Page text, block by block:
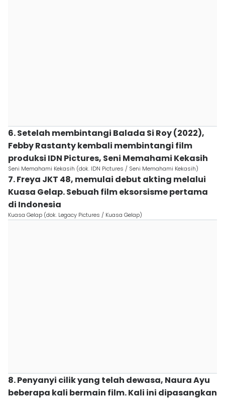
6. Setelah membintangi Balada Si Roy (2022),
Febby Rastanty kembali membintangi film
produksi IDN Pictures, Seni Memahami Kekasih
Seni Memahami Kekasih (dok. IDN Pictures / Seni Memahami Kekasih)
7. Freya JKT 48, memulai debut akting melalui
Kuasa Gelap. Sebuah film eksorsisme pertama
di Indonesia
Kuasa Gelap (dok. Legacy Pictures / Kuasa Gelap)
8. Penyanyi cilik yang telah dewasa, Naura Ayu
beberapa kali bermain film. Kali ini dipasangkan